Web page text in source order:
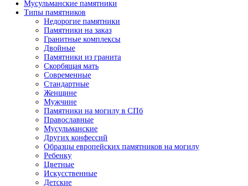
Мусульманские памятники
Типы памятников
Недорогие памятники
Памятники на заказ
Гранитные комплексы
Двойные
Памятники из гранита
Скорбящая мать
Современные
Стандартные
Женщине
Мужчине
Памятники на могилу в СПб
Православные
Мусульманские
Других конфессий
Образцы европейских памятников на могилу
Ребенку
Цветные
Искусственные
Детские